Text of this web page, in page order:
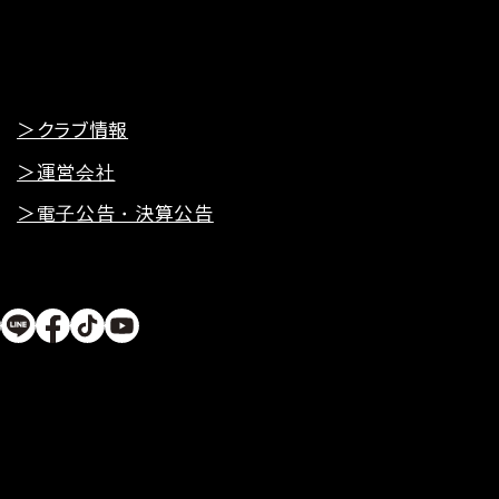
＞クラブ情報
＞運営会社
＞電子公告・決算公告